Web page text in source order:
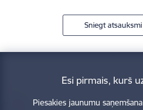
Sniegt atsauksmi
Esi pirmais, kurš
Piesakies jaunumu